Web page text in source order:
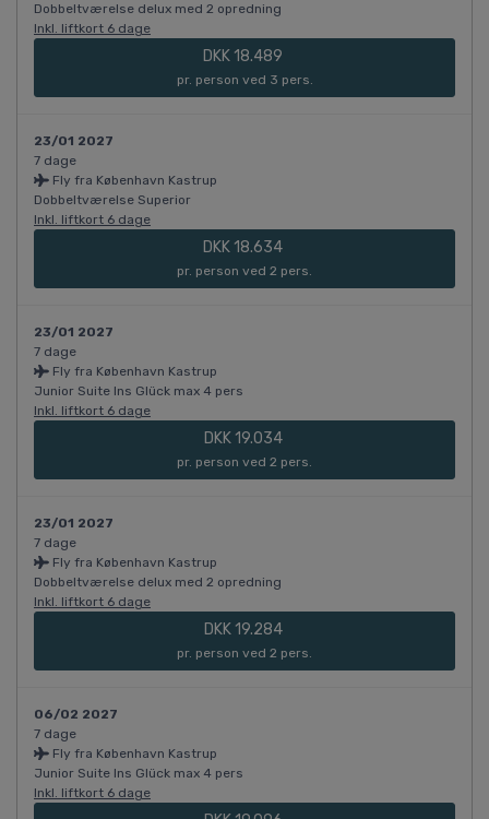
Dobbeltværelse delux med 2 opredning
Inkl. liftkort 6 dage
DKK 18.489
pr. person ved 3 pers.
23/01 2027
7 dage
Fly fra København Kastrup
Dobbeltværelse Superior
Inkl. liftkort 6 dage
DKK 18.634
pr. person ved 2 pers.
23/01 2027
7 dage
Fly fra København Kastrup
Junior Suite Ins Glück max 4 pers
Inkl. liftkort 6 dage
DKK 19.034
pr. person ved 2 pers.
23/01 2027
7 dage
Fly fra København Kastrup
Dobbeltværelse delux med 2 opredning
Inkl. liftkort 6 dage
DKK 19.284
pr. person ved 2 pers.
06/02 2027
7 dage
Fly fra København Kastrup
Junior Suite Ins Glück max 4 pers
Inkl. liftkort 6 dage